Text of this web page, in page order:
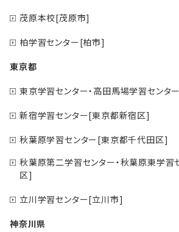
茂原本校[茂原市]
柏学習センター[柏市]
東京都
東京学習センター・高田馬場学習センタ
新宿学習センター[東京都新宿区]
秋葉原学習センター[東京都千代田区]
秋葉原第二学習センター・秋葉原東学習
区]
立川学習センター[立川市]
神奈川県